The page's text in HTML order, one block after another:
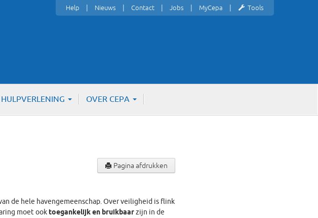
Help Nieuws Contact Jobs MyCepa Tools
HULPVERLENING OVER CEPA
Pagina afdrukken
de hele havengemeenschap. Over veiligheid is flink
moet ook toegankelijk en bruikbaarzijn in de